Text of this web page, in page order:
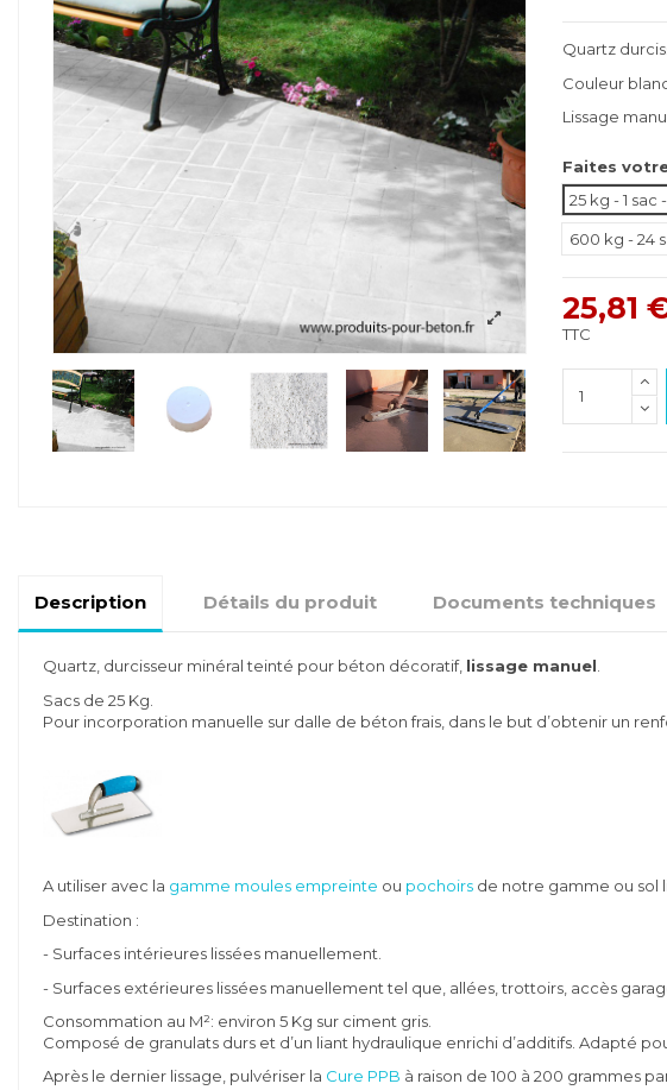
Quartz
Couleur
Lissage
Faites
25 kg - 1 sac
600 kg - 24
25,81
TTC
Description Détails du produit Documents techniques
Quartz, durcisseur minéral teinté pour béton décoratif, lissage manuel
Sacs de 25 Kg.
Pour incorporation manuelle sur dalle de béton frais, dans le but d’obtenir un
A utiliser avec la gamme moules empreinte ou pochoirsde notre gamme ou sol
Destination :
- Surfaces intérieures lissées manuellement.
- Surfaces extérieures lissées manuellement tel que, allées, trottoirs, accès
Consommation au M²: environ 5 Kg sur ciment gris.
Composé de granulats durs et d’un liant hydraulique enrichi d’additifs. Adapté
Après le dernier lissage, pulvériser la Cure PPB à raison de 100 à 200 grammes